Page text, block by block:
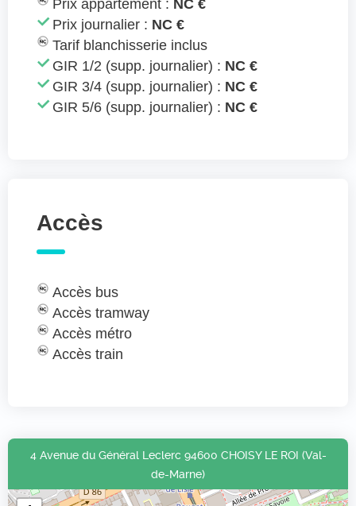
Prix appartement : NC €
Prix journalier : NC €
Tarif blanchisserie inclus
GIR 1/2 (supp. journalier) : NC €
GIR 3/4 (supp. journalier) : NC €
GIR 5/6 (supp. journalier) : NC €
Accès
Accès bus
Accès tramway
Accès métro
Accès train
4 Avenue du Général Leclerc 94600 CHOISY LE ROI (Val-
de-Marne)